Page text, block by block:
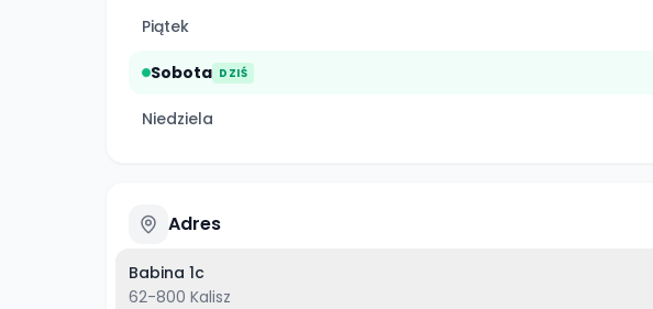
Piątek
Sobota DZIŚ
Niedziela
Adres
Babina 1c
62-800 Kalisz